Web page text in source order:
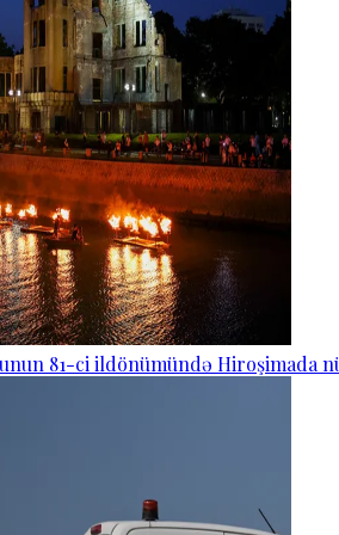
81-ci ildönümündə Hiroşimada